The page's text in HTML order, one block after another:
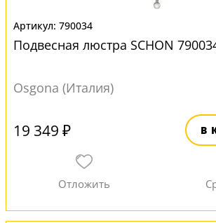
790034
Подвесная люстра SCHON
Osgona (Италия)
19 349 ₽ В